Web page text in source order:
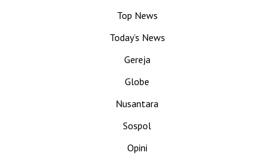
Top News
Today’s News
Gereja
Globe
Nusantara
Sospol
Opini